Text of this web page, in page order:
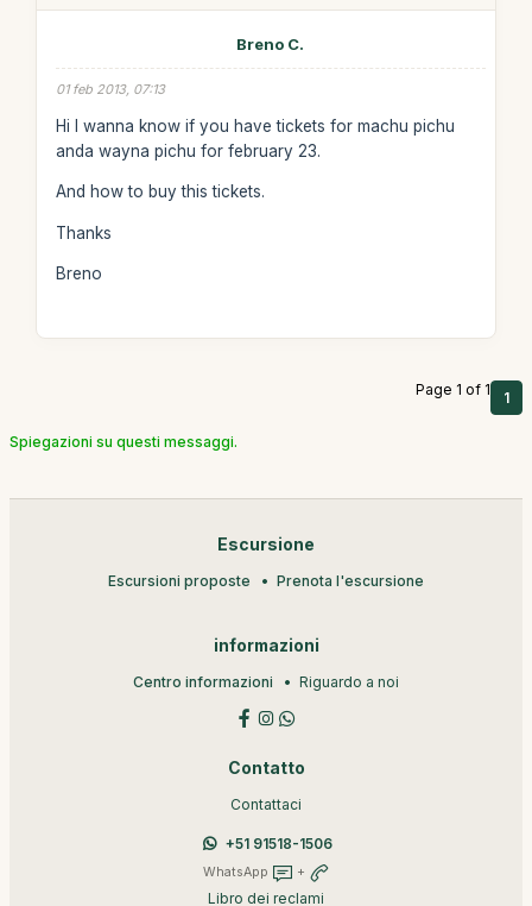
Breno C.
01 feb 2013, 07:13
Hi I wanna know if you have tickets for machu pichu
anda wayna pichu for february 23.
And how to buy this tickets.
Thanks
Breno
Page 1 of 1 1
Spiegazioni su questi messaggi.
Escursione
Escursioni proposte Prenota l'escursione
informazioni
Centro informazioni Riguardo a noi
Contatto
Contattaci
+51 91518-1506
WhatsApp +
Libro dei reclami